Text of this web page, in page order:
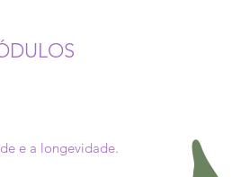
e a longevidade.